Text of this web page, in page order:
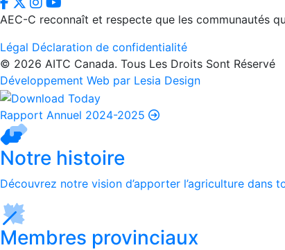
AEC-C reconnaît et respecte que les communautés
Légal Déclaration de confidentialité
© 2026 AITC Canada. Tous Les Droits Sont Réservé
Développement Web par Lesia Design
Rapport Annuel 2024-2025
Notre histoire
Découvrez notre vision d’apporter l’agriculture dans
Membres provinciaux